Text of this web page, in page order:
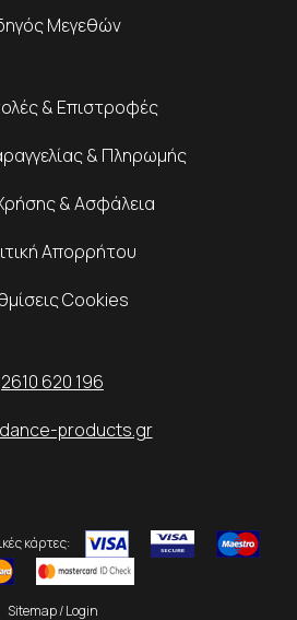
Μεγεθών
& Επιστροφές
& Πληρωμής
& Ασφάλεια
Απορρήτου
Cookies
2610 620 196
products.gr
κάρτες:
Sitemap/Login